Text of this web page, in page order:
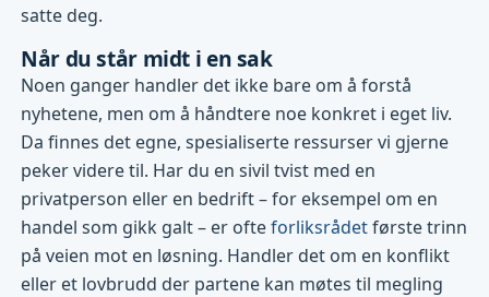
satte deg.
Når du står midt i en sak
Noen ganger handler det ikke bare om å forstå
nyhetene, men om å håndtere noe konkret i eget liv.
Da finnes det egne, spesialiserte ressurser vi gjerne
peker videre til. Har du en sivil tvist med en
privatperson eller en bedrift – for eksempel om en
handel som gikk galt – er ofteforliksrådetførste trinn
på veien mot en løsning. Handler det om en konflikt
eller et lovbrudd der partene kan møtes til megling